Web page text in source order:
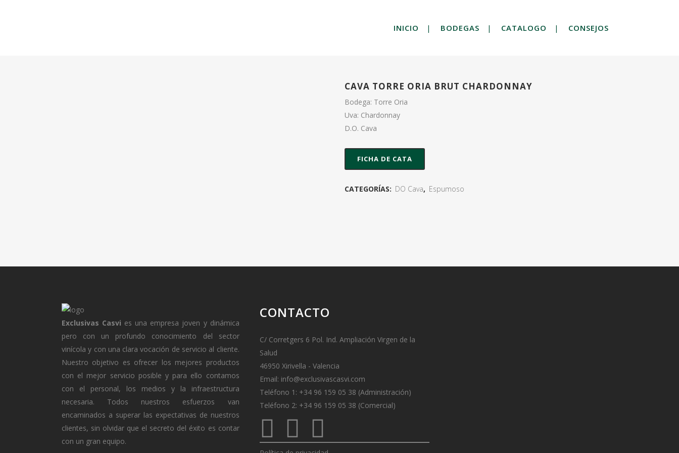
INICIO BODEGAS CATALOGO CONSEJOS
CAVA TORRE ORIA BRUT CHARDONNAY
Bodega: Torre Oria
Uva: Chardonnay
D.O. Cava
FICHA DE CATA
CATEGORÍAS: DO Cava, Espumoso
Exclusivas Casvi es una empresa joven y dinámica
pero con un profundo conocimiento del sector
vinícola y con una clara vocación de servicio al cliente.
Nuestro objetivo es ofrecer los mejores productos
con el mejor servicio posible y para ello contamos
con el personal, los medios y la infraestructura
necesaria. Todos nuestros esfuerzos van
encaminados a superar las expectativas de nuestros
clientes, sin olvidar que el secreto del éxito es contar
con un gran equipo.
CONTACTO
C/ Corretgers 6 Pol. Ind. Ampliación Virgen de la
Salud
46950 Xirivella - Valencia
Email: info@exclusivascasvi.com
Teléfono 1: +34 96 159 05 38 (Administración)
Teléfono 2: +34 96 159 05 38 (Comercial)